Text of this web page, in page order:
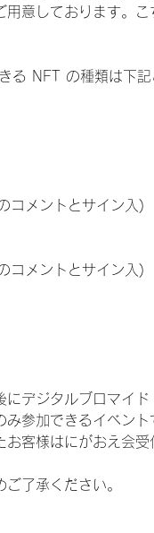
意しております。
る NFT の種類は下記
コメントとサイン入)
コメントとサイン入)
にデジタルブロマイ
参加できるイベン
客様はにがおえ会
了承ください。